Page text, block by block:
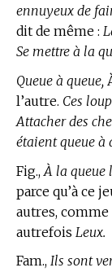
ennuyeux de
dit de même :
Se mettre à la
Queue à queue,
l’autre. Ces
Attacher des
étaient queue à
Fig., À la queue
parce qu’à ce
autres,
autrefois Leux.
Fam., Ils sont